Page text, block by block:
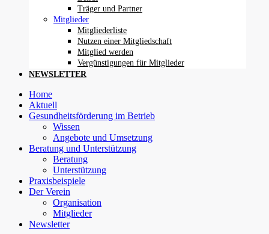
Träger und Partner
Mitglieder
Mitgliederliste
Nutzen einer Mitgliedschaft
Mitglied werden
Vergünstigungen für Mitglieder
NEWSLETTER
Home
Aktuell
Gesundheitsförderung im Betrieb
Wissen
Angebote und Umsetzung
Beratung und Unterstützung
Beratung
Unterstützung
Praxisbeispiele
Der Verein
Organisation
Mitglieder
Newsletter